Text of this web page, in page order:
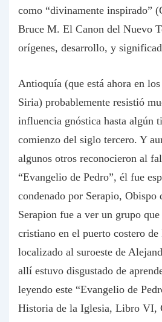
como “divinamente inspirado”
Bruce M. El Canon del Nuevo
orígenes, desarrollo, y
Antioquía (que está ahora en
Siria) probablemente resistió
influencia gnóstica hasta algún
comienzo del siglo tercero. Y
algunos otros reconocieron al
“Evangelio de Pedro”, él fue
condenado por Serapio, Obispo
Serapion fue a ver un grupo que
cristiano en el puerto costero de
localizado al suroeste de
allí estuvo disgustado de
leyendo este “Evangelio de
Historia de la Iglesia, Libro VI,